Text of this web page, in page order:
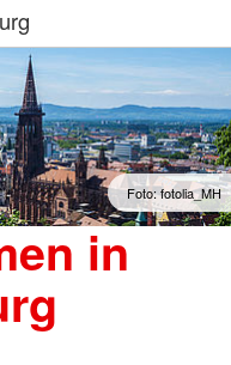
Foto: fotolia_MH
in